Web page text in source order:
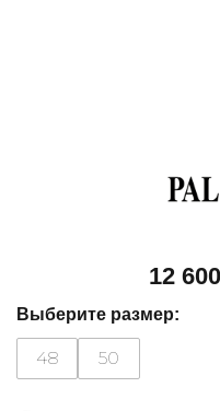
12 600
Выберите размер:
48 50